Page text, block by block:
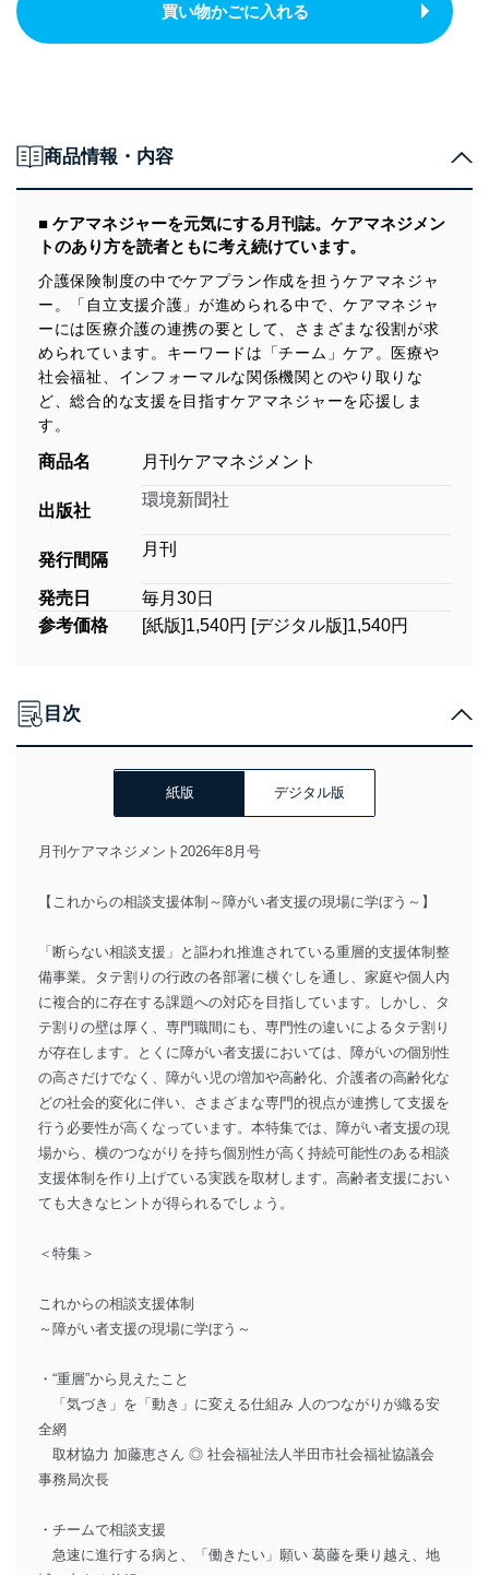
買い物かごに入れる
商品情報・内容
■ ケアマネジャーを元気にする月刊誌。ケアマネジメン
トのあり方を読者ともに考え続けています。
介護保険制度の中でケアプラン作成を担うケアマネジャ
ー。「自立支援介護」が進められる中で、ケアマネジャ
ーには医療介護の連携の要として、さまざまな役割が求
められています。キーワードは「チーム」ケア。医療や
社会福祉、インフォーマルな関係機関とのやり取りな
ど、総合的な支援を目指すケアマネジャーを応援しま
す。
商品名 月刊ケアマネジメント
出版社
環境新聞社
発行間隔
月刊
発売日
毎月30日
参考価格
[紙版]1,540円 [デジタル版]1,540円
目次
紙版 デジタル版
月刊ケアマネジメント2026年8月号
【これからの相談支援体制～障がい者支援の現場に学ぼう～】
「断らない相談支援」と謳われ推進されている重層的支援体制整
備事業。タテ割りの行政の各部署に横ぐしを通し、家庭や個人内
に複合的に存在する課題への対応を目指しています。しかし、タ
テ割りの壁は厚く、専門職間にも、専門性の違いによるタテ割り
が存在します。とくに障がい者支援においては、障がいの個別性
の高さだけでなく、障がい児の増加や高齢化、介護者の高齢化な
どの社会的変化に伴い、さまざまな専門的視点が連携して支援を
行う必要性が高くなっています。本特集では、障がい者支援の現
場から、横のつながりを持ち個別性が高く持続可能性のある相談
支援体制を作り上げている実践を取材します。高齢者支援におい
ても大きなヒントが得られるでしょう。
＜特集＞
これからの相談支援体制
～障がい者支援の現場に学ぼう～
・“重層”から見えたこと
「気づき」を「動き」に変える仕組み 人のつながりが織る安
全網
取材協力 加藤恵さん ◎ 社会福祉法人半田市社会福祉協議会
事務局次長
・チームで相談支援
急速に進行する病と、「働きたい」願い 葛藤を乗り越え、地